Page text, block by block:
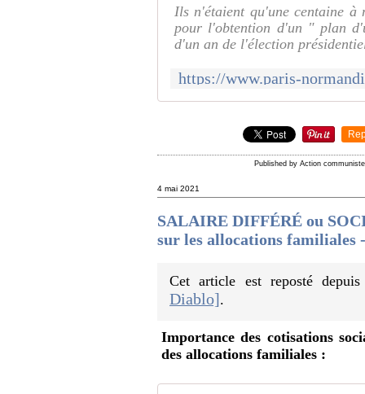
Ils n'étaient qu'une centaine à
pour l'obtention d'un " plan
d'un an de l'élection
Published by Action communiste
4 mai 2021
SALAIRE DIFFÉRÉ ou
sur les allocations familiales
Cet article est reposté
Diablo].
Importance des cotisations
des allocations familiales :